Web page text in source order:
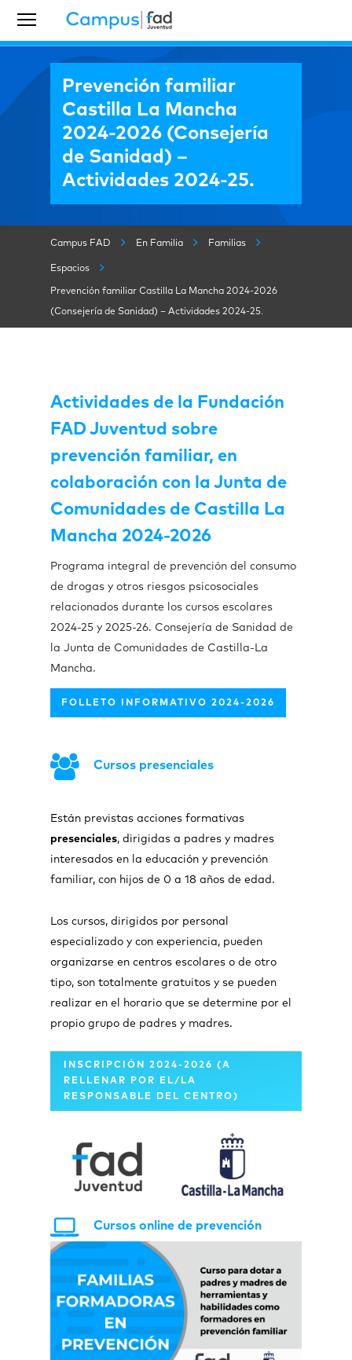
Prevención familiar
Castilla La Mancha
2024-2026 (Consejería
de Sanidad) –
Actividades 2024-25.
Campus FAD En Familia Familias
Espacios
Prevención familiar Castilla La Mancha 2024-2026
(Consejería de Sanidad) – Actividades 2024-25.
Actividades de la Fundación
FAD Juventud sobre
prevención familiar, en
colaboración con la Junta de
Comunidades de Castilla La
Mancha 2024-2026
Programa integral de prevención del consumo
de drogas y otros riesgos psicosociales
relacionados durante los cursos escolares
2024-25 y 2025-26. Consejería de Sanidad de
la Junta de Comunidades de Castilla-La
Mancha.
FOLLETO INFORMATIVO 2024-2026
Cursos presenciales
Están previstas acciones formativas
presenciales, dirigidas a padres y madres
interesados en la educación y prevención
familiar, con hijos de 0 a 18 años de edad.
Los cursos, dirigidos por personal
especializado y con experiencia, pueden
organizarse en centros escolares o de otro
tipo, son totalmente gratuitos y se pueden
realizar en el horario que se determine por el
propio grupo de padres y madres.
INSCRIPCIÓN 2024-2026 (A
RELLENAR POR EL/LA
RESPONSABLE DEL CENTRO)
Cursos online de prevención